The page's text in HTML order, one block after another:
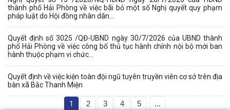
thành phố Hải Phòng về việc bãi bỏ một số Nghị quyết quy phạm
pháp luật do Hội đồng nhân dân...
Quyết định số 3025 /QĐ-UBND ngày 30/7/2026 của UBND thành
phố Hải Phòng về việc công bố thủ tục hành chính nội bộ mới ban
hành thuộc phạm vi chức...
Quyết định về việc kiện toàn đội ngũ tuyên truyền viên cơ sở trên địa
bàn xã Bắc Thanh Miện
1 2 3 4 5 ...